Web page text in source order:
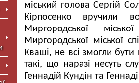
міський голова Сергій
Кірпосенко вручили
Миргородської
Миргородської міської
Кваші, не всі змогли
такі, що наразі несуть
Геннадій Кундін та